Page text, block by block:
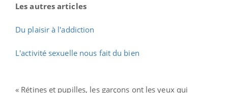
Les autres articles
Du plaisir à l'addiction
L'activité sexuelle nous fait du bien
« Rétines et pupilles, les garçons ont les yeux qui